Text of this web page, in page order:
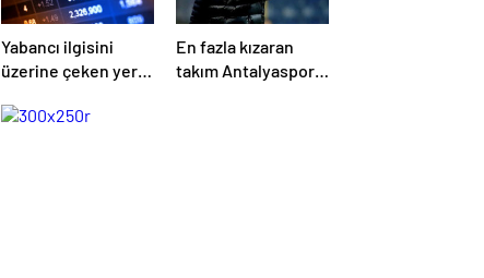
Yabancı ilgisini
üzerine çeken yerli
En fazla kızaran
takım Antalyaspor!